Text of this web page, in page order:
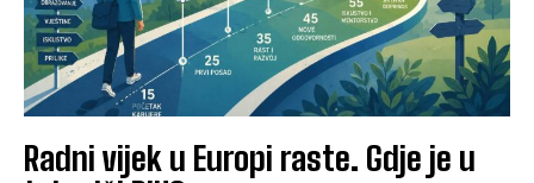
Radni vijek u Europi raste. Gdje je u